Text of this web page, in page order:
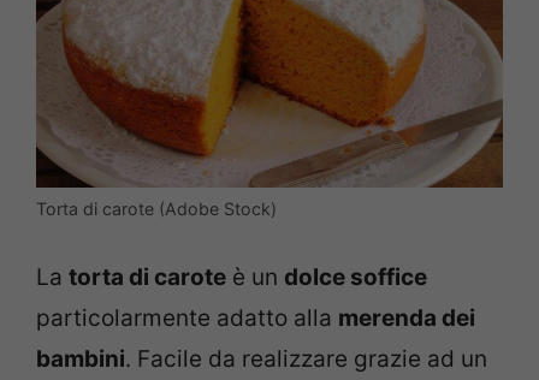
Torta di carote (Adobe Stock)
La torta di carote è un dolce soffice
particolarmente adatto alla merenda dei
bambini. Facile da realizzare grazie ad un